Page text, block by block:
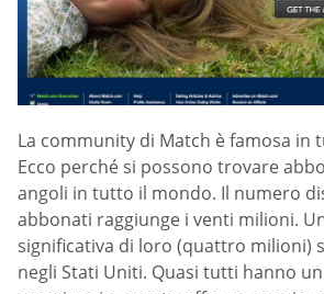
La community di Match è famosa in
Ecco perché si possono trovare
angoli in tutto il mondo. Il numero
abbonati raggiunge i venti milioni.
significativa di loro (quattro milioni)
negli Stati Uniti. Quasi tutti hanno